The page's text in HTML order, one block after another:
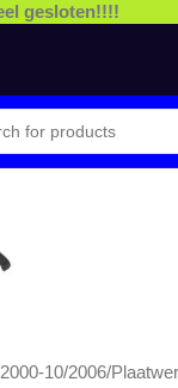
gesloten!!!!
10/2006/